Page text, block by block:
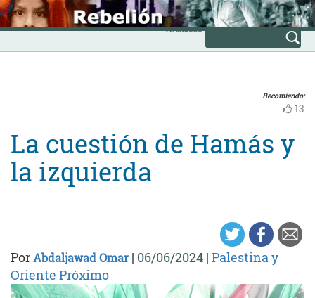
Skip
to
content
INICIO
Avanzada
Recomiendo:
13
La cuestión de Hamás y
la izquierda
PorAbdaljawad Omar | 06/06/2024 | Palestina y
Oriente Próximo